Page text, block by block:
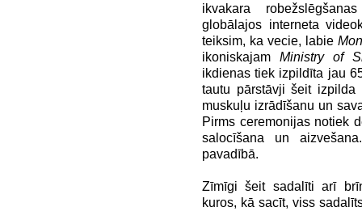
ikvakara
globālajos interneta
teiksim, ka vecie, labie
ikoniskajam Ministry of
ikdienas tiek izpildīta jau
tautu pārstāvji šeit
muskuļu izrādīšanu un
Pirms ceremonijas notiek
salocīšana un
pavadībā.
Zīmīgi šeit sadalīti arī
kuros, kā sacīt, viss